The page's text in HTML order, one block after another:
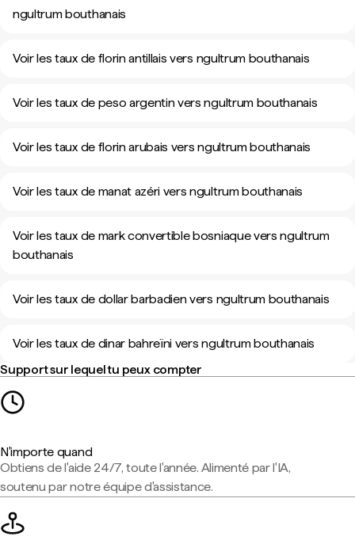
ngultrum bouthanais
Voir les taux de florin antillais vers ngultrum bouthanais
Voir les taux de peso argentin vers ngultrum bouthanais
Voir les taux de florin arubais vers ngultrum bouthanais
Voir les taux de manat azéri vers ngultrum bouthanais
Voir les taux de mark convertible bosniaque vers ngultrum
bouthanais
Voir les taux de dollar barbadien vers ngultrum bouthanais
Voir les taux de dinar bahreïni vers ngultrum bouthanais
Support sur lequel tu peux compter
N'importe quand
Obtiens de l'aide 24/7, toute l'année. Alimenté par l'IA,
soutenu par notre équipe d'assistance.